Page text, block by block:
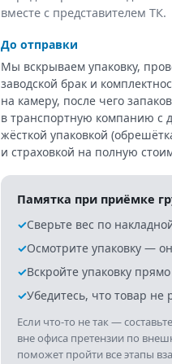
вместе с представителем ТК.
До отправки
Мы вскрываем упаковку,
заводской брак и
на камеру, после чего
в транспортную компанию с
жёсткой упаковкой
и страховкой на полную
Памятка при приёмке
✓︎Сверьте вес по
✓︎Осмотрите упаковку —
✓︎Вскройте упаковку
✓︎Убедитесь, что товар не
Если что-то не так —
вне офиса претензии по
поможет пройти все этапы